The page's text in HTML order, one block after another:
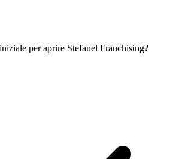
per aprire Stefanel Franchising?